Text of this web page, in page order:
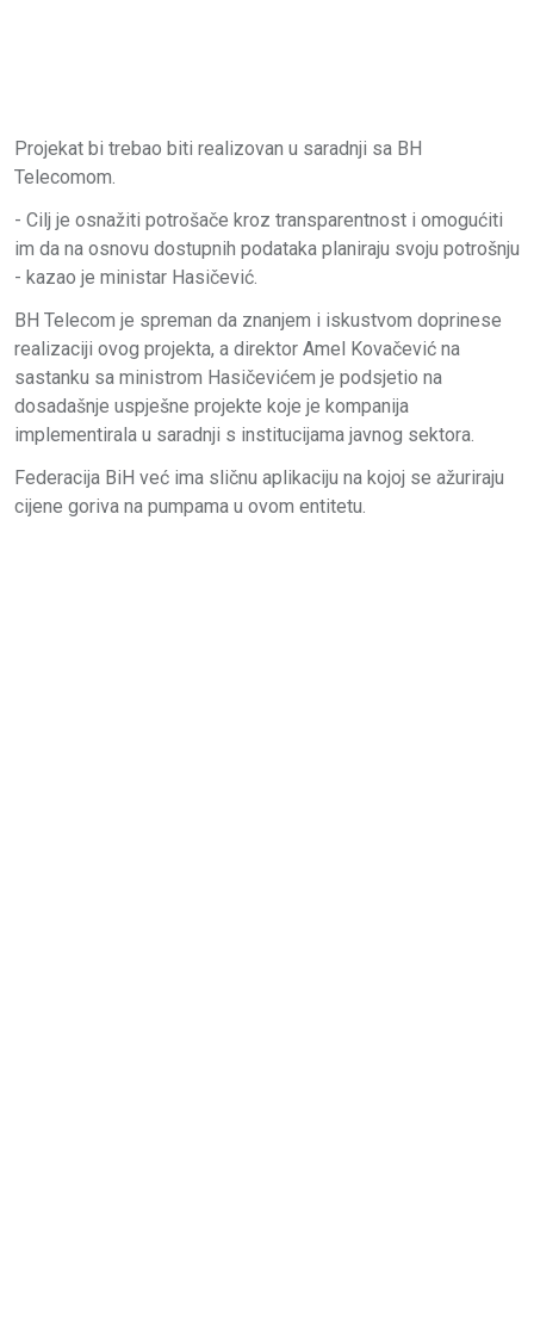
Projekat bi trebao biti realizovan u saradnji sa BH
Telecomom.
- Cilj je osnažiti potrošače kroz transparentnost i omogućiti
im da na osnovu dostupnih podataka planiraju svoju potrošnju
- kazao je ministar Hasičević.
BH Telecom je spreman da znanjem i iskustvom doprinese
realizaciji ovog projekta, a direktor Amel Kovačević na
sastanku sa ministrom Hasičevićem je podsjetio na
dosadašnje uspješne projekte koje je kompanija
implementirala u saradnji s institucijama javnog sektora.
Federacija BiH već ima sličnu aplikaciju na kojoj se ažuriraju
cijene goriva na pumpama u ovom entitetu.